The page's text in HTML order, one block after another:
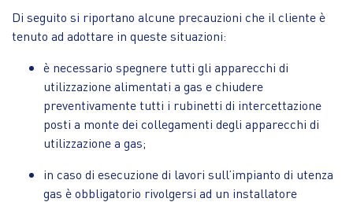
Di seguito si riportano alcune precauzioni che il cliente è
tenuto ad adottare in queste situazioni:
è necessario spegnere tutti gli apparecchi di
utilizzazione alimentati a gas e chiudere
preventivamente tutti i rubinetti di intercettazione
posti a monte dei collegamenti degli apparecchi di
utilizzazione a gas;
in caso di esecuzione di lavori sull’impianto di utenza
gas è obbligatorio rivolgersi ad un installatore